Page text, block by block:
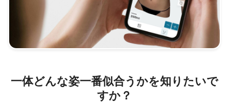
一体どんな姿一番似合うかを知りたいで
すか？